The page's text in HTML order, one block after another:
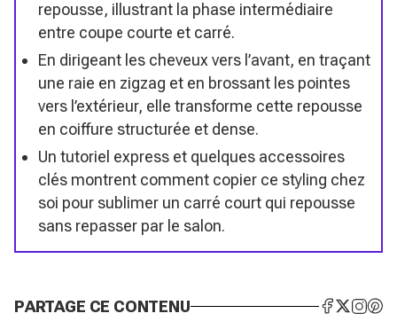
repousse, illustrant la phase intermédiaire
entre coupe courte et carré.
En dirigeant les cheveux vers l’avant, en traçant
une raie en zigzag et en brossant les pointes
vers l’extérieur, elle transforme cette repousse
en coiffure structurée et dense.
Un tutoriel express et quelques accessoires
clés montrent comment copier ce styling chez
soi pour sublimer un carré court qui repousse
sans repasser par le salon.
PARTAGE CE CONTENU